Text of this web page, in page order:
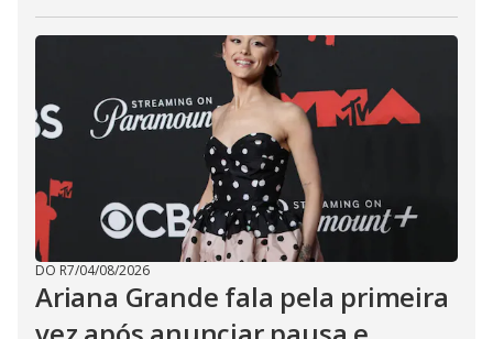
DO R7/04/08/2026
Ariana Grande fala pela primeira